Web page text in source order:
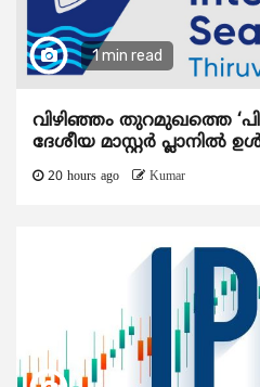
1 min read
വിഴിഞ്ഞം തുറമുഖത്തെ
ദേശീയ മാസ്റ്റർ പ്ലാനിൽ
20 hours ago Kumar